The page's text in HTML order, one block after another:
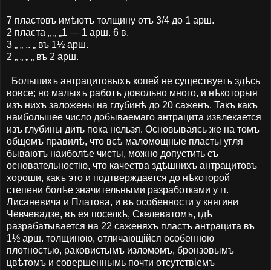
7 пластовъ имѣютъ толщину отъ 3/4 до 1 арш.
2 пласта „ „ „1 — 1 арш. 6 в.
3 „ „ .. „ въ 1½ арш.
2 „ „ „ „ въ 2 арш.
Большихъ антрацитовыхъ копей не существуетъ здѣсь
вовсе; но малыхъ работъ довольно много, и нѣкоторыя
изъ нихъ заложены на глубинѣ до 20 саженъ. Такъ какъ
наибольшее число добываемаго антрацита извлекается
изъ глубины дить пока нельзя. Основываясь же на томъ
общемъ правилѣ, что всѣ маломощные пласты угля
бываютъ наиболѣе чисты, можно допустить съ
основательностію, что качества здѣшнихъ антрацитовъ
хороши, какъ это и подтверждается до нѣкоторой
степени болѣе значительными разработками у гг.
Лисаневича и Платова, и въ особенности у княгини
Чевчевадзе, въ ея поселкѣ, Скелеватомъ, гдѣ
разрабатывается на 22 саженяхъ пластъ антрацита въ
1½ арш. толщиною, отличающійся особенною
плотностью, раковистымъ изломомъ, бронзовымъ
цвѣтомъ и совершеннымь почти отсутствіемъ